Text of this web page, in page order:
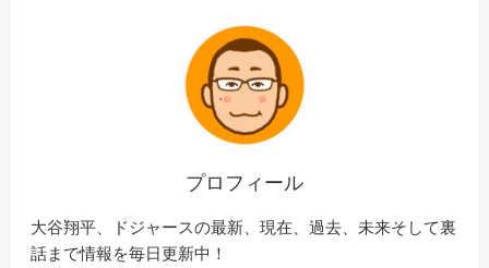
プロフィール
大谷翔平、ドジャースの最新、現在、過去、未来そして裏
話まで情報を毎日更新中！